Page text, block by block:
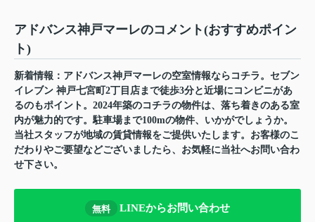
アドバンス神戸マーレのコメント(おすすめポイン
ト)
新着情報：アドバンス神戸マーレの空室情報ならコチラ。セブン
イレブン 神戸七宮町2丁目店まで徒歩3分と近場にコンビニがあ
るのもポイント。2024年築のコチラの物件は、落ち着きのある室
内が魅力的です。駐車場まで100mの物件、いかがでしょうか。
当社スタッフが地域の賃貸情報をご提供いたします。お客様のこ
だわりやご要望などございましたら、お気軽に当社へお問い合わ
せ下さい。
無料 LINEからお問い合わせ